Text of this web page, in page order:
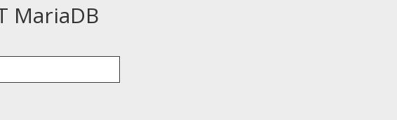
MariaDB